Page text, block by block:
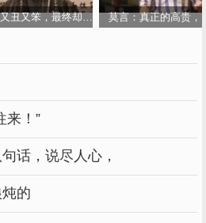
路上不用跑。
民历”，一天撕去一
过、按季过。
十四节气、七十二物
。
来堆肥和种子，有番
瓜，洒在松软又肥沃的土
丑又笨，最终却成为人生大赢家莫言：真正的高贵，
来！”
话，说尽人心，
的